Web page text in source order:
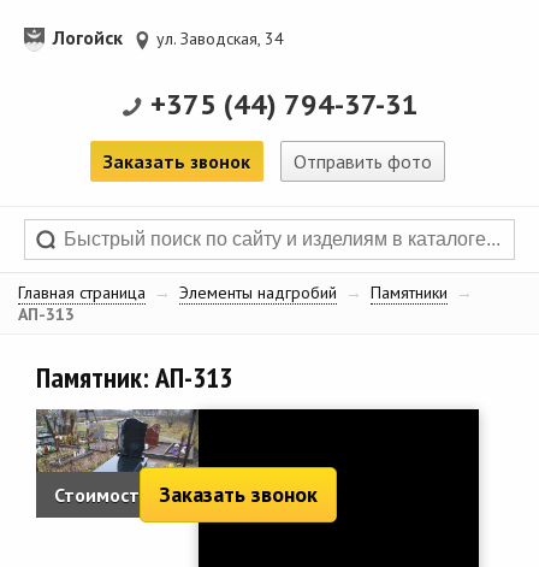
Логойск ул. Заводская, 34
+375 (44) 794-37-31
Заказать звонок Отправить фото
Главная страница → Элементы надгробий → Памятники
→
АП-313
Памятник: АП-313
Стоимость: 2 699 руб.
Заказать звонок